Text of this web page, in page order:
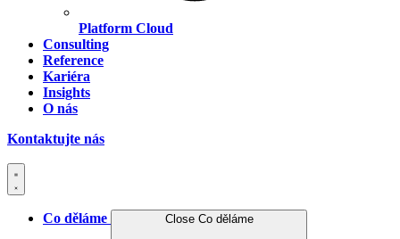
Platform Cloud
Consulting
Reference
Kariéra
Insights
O nás
Kontaktujte nás
Co děláme Close Co děláme